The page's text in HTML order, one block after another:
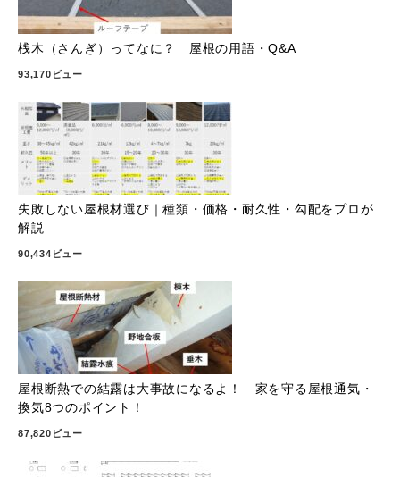
桟木（さんぎ）ってなに？ 屋根の用語・Q&A
93,170ビュー
失敗しない屋根材選び｜種類・価格・耐久性・勾配をプロが
解説
90,434ビュー
屋根断熱での結露は大事故になるよ！ 家を守る屋根通気・
換気8つのポイント！
87,820ビュー